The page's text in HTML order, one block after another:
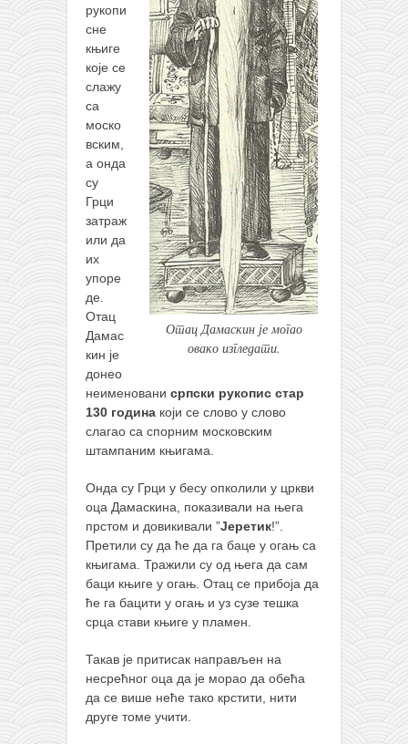
Отац Дамаскин је могао
овако изгледати.
рукопи
сне
књиге
које се
слажу
са
моско
вским,
а онда
су
Грци
затраж
или да
их
упоре
де.
Отац
Дамас
кин је
донео
неименовани српски рукопис стар
130 година који се слово у слово
слагао са спорним московским
штампаним књигама.
Онда су Грци у бесу опколили у цркви
оца Дамаскина, показивали на њега
прстом и довикивали ”Јеретик!”.
Претили су да ће да га баце у огањ са
књигама. Тражили су од њега да сам
баци књиге у огањ. Отац се прибоја да
ће га бацити у огањ и уз сузе тешка
срца стави књиге у пламен.
Такав је притисак направљен на
несрећног оца да је морао да обећа
да се више неће тако крстити, нити
друге томе учити.